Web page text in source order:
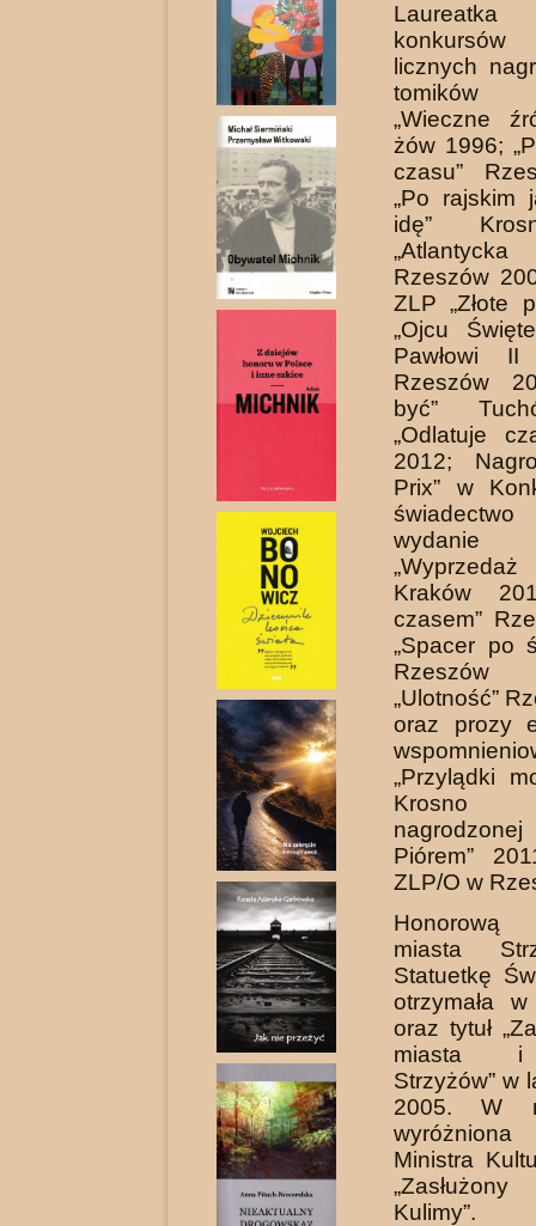
licznych
tomików
„Wieczne
żów 1996;
czasu”
„Po rajskim
idę”
„Atlantycka
Rzeszów
ZLP „Złote
„Ojcu
Pawłowi
Rzeszów
być”
„Odlatuje
2012;
Prix” w
Kraków
czasem”
„Spacer po
„Ulotność”
oraz prozy
„Przylądki
Piórem”
ZLP/O w
miasta
Statuetkę
otrzymała
oraz tytuł
miasta i
Strzyżów” w
2005. W
Ministra
Kulimy”.